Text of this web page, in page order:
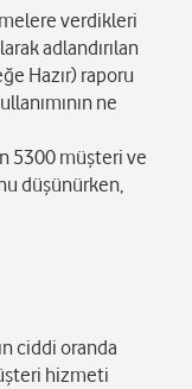
verdikleri
adlandırılan
Hazır) raporu
ne
5300 müşteri ve
düşünürken,
ciddi oranda
hizmeti